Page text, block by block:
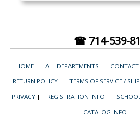
☎ 714-539-
HOME | ALL DEPARTMENTS |
RETURN POLICY | TERMS OF SERVICE /
PRIVACY | REGISTRATION INFO |
CATALOG INFO |